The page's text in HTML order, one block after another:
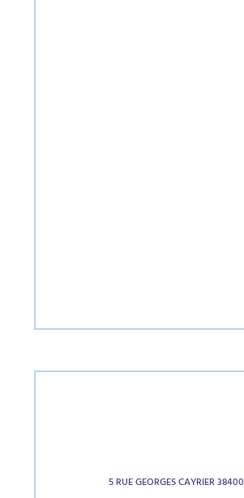
5 RUE GEORGES CAYRIER 38400